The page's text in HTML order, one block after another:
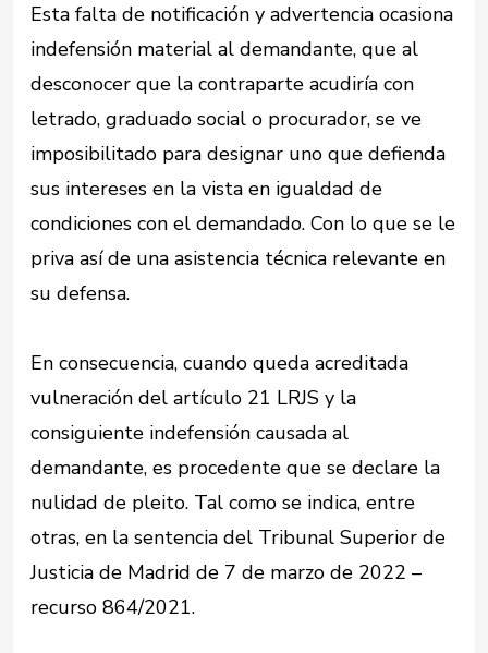
Esta falta de notificación y advertencia ocasiona
indefensión material al demandante, que al
desconocer que la contraparte acudiría con
letrado, graduado social o procurador, se ve
imposibilitado para designar uno que defienda
sus intereses en la vista en igualdad de
condiciones con el demandado. Con lo que se le
priva así de una asistencia técnica relevante en
su defensa.
En consecuencia, cuando queda acreditada
vulneración del artículo 21 LRJS y la
consiguiente indefensión causada al
demandante, es procedente que se declare la
nulidad de pleito. Tal como se indica, entre
otras, en la sentencia del Tribunal Superior de
Justicia de Madrid de 7 de marzo de 2022 –
recurso 864/2021.